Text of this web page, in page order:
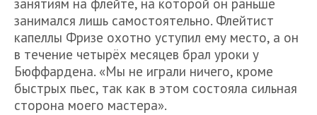
занятиям на флейте, на которой он раньше
занимался лишь самостоятельно. Флейтист
капеллы Фризе охотно уступил ему место, а он
в течение четырёх месяцев брал уроки у
Бюффардена. «Мы не играли ничего, кроме
быстрых пьес, так как в этом состояла сильная
сторона моего мастера».